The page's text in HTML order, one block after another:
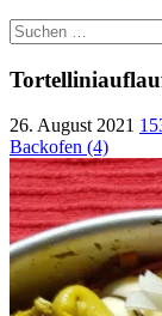
Suchen
nach:
26. August 2021
Backofen (4)